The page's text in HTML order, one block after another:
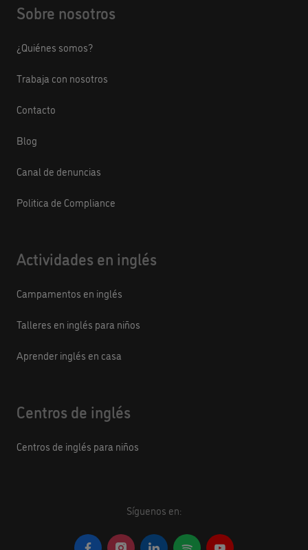
Sobre nosotros
¿Quiénes somos?
Trabaja con nosotros
Contacto
Blog
Canal de denuncias
Politica de Compliance
Actividades en inglés
Campamentos en inglés
Talleres en inglés para niños
Aprender inglés en casa
Centros de inglés
Centros de inglés para niños
Síguenos en: